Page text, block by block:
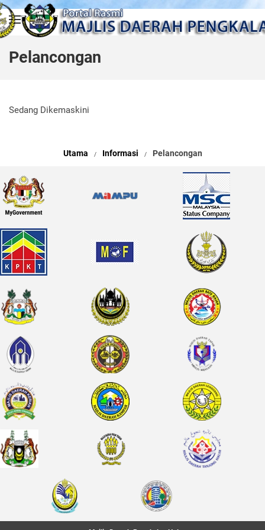
Skip to main content
Pelancongan
Sedang Dikemaskini
Utama Informasi Pelancongan